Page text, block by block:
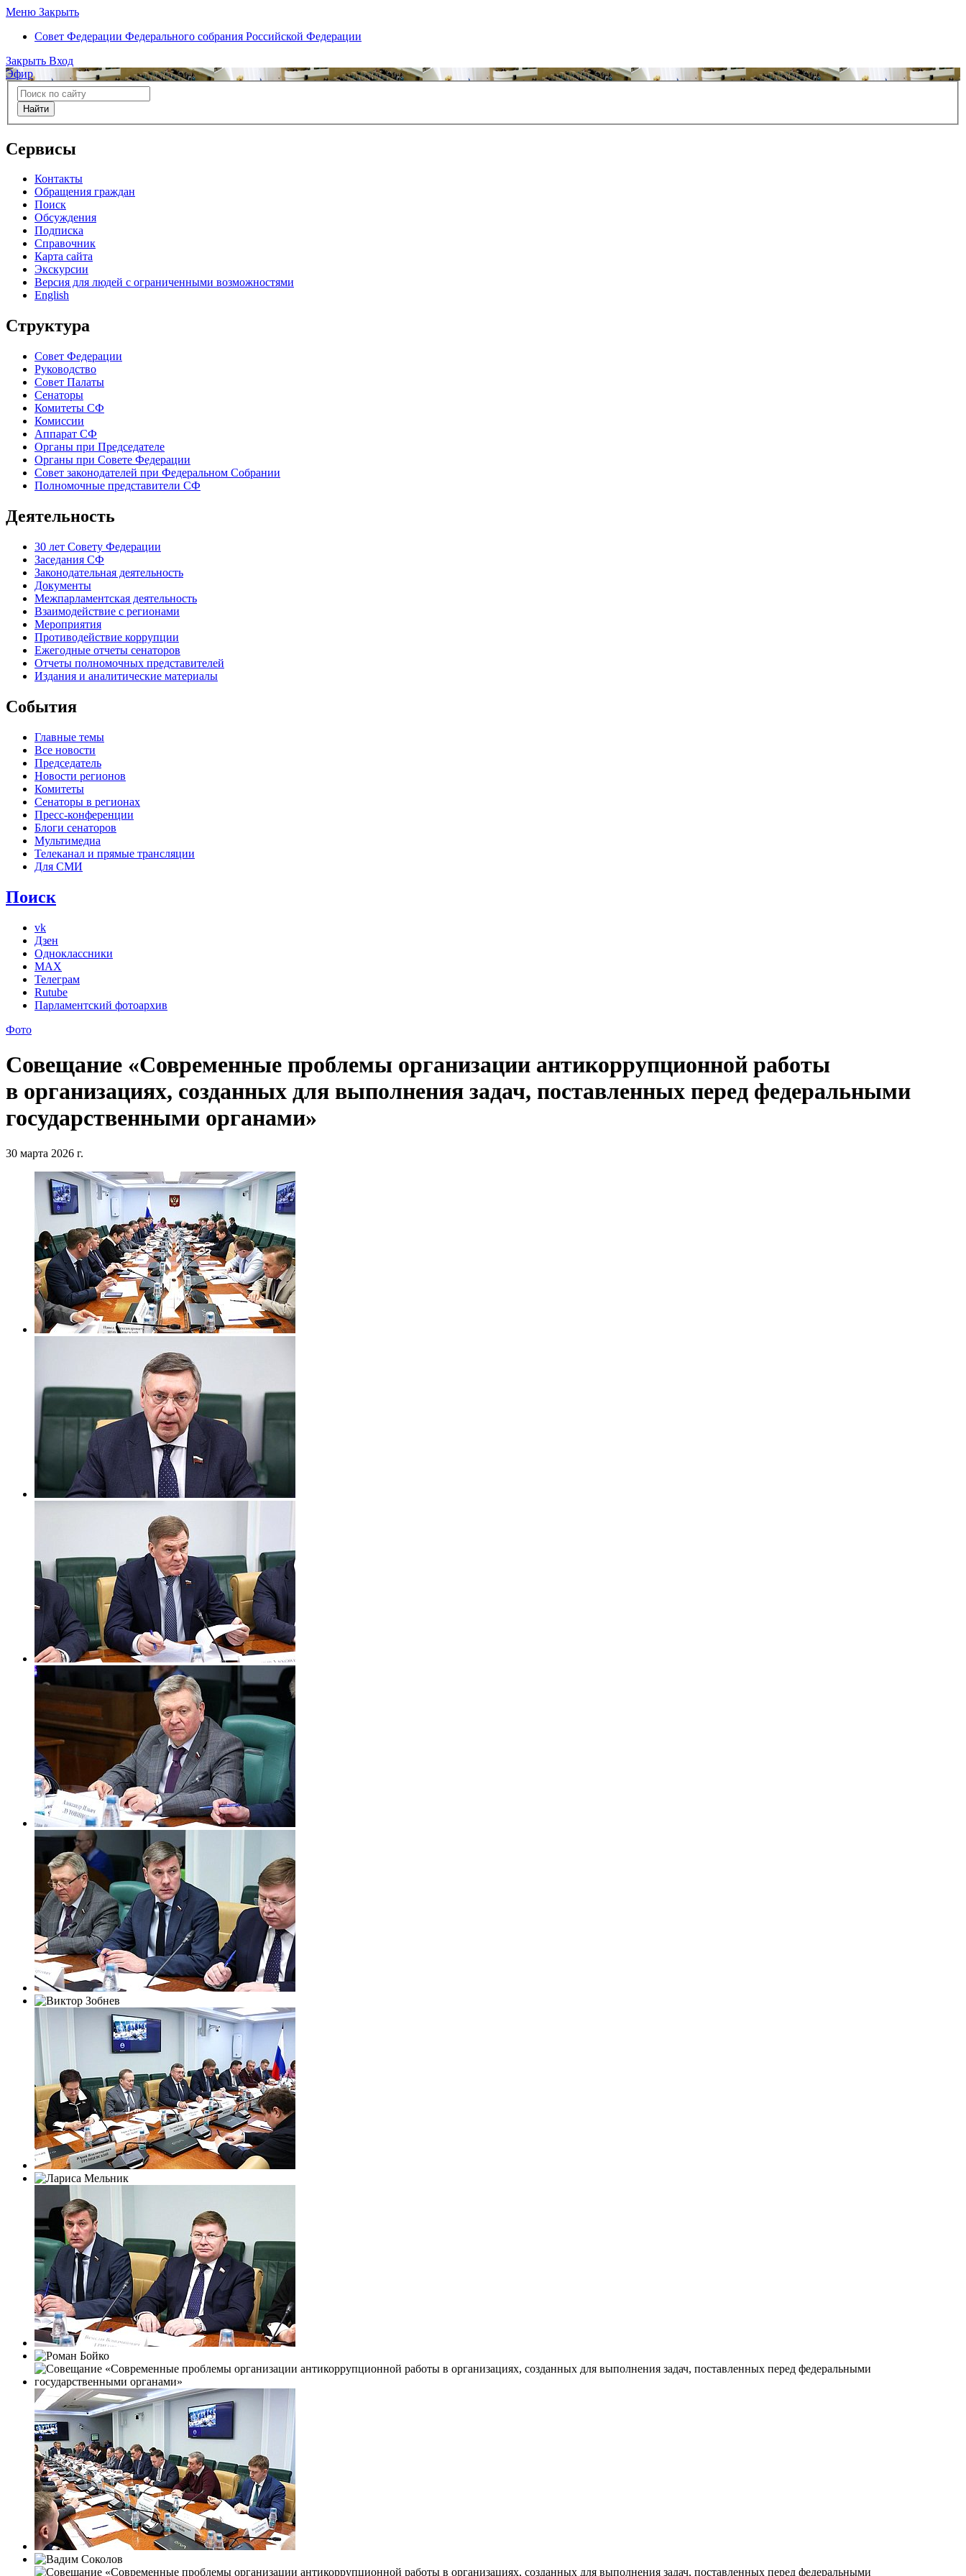
Меню Закрыть
Совет Федерации Федерального собрания Российской Федерации
Закрыть Вход
Эфир
Найти
Сервисы
Контакты
Обращения граждан
Поиск
Обсуждения
Подписка
Справочник
Карта сайта
Экскурсии
Версия для людей с ограниченными возможностями
English
Структура
Совет Федерации
Руководство
Совет Палаты
Сенаторы
Комитеты СФ
Комиссии
Аппарат СФ
Органы при Председателе
Органы при Совете Федерации
Совет законодателей при Федеральном Собрании
Полномочные представители СФ
Деятельность
30 лет Совету Федерации
Заседания СФ
Законодательная деятельность
Документы
Межпарламентская деятельность
Взаимодействие с регионами
Мероприятия
Противодействие коррупции
Ежегодные отчеты сенаторов
Отчеты полномочных представителей
Издания и аналитические материалы
События
Главные темы
Все новости
Председатель
Новости регионов
Комитеты
Сенаторы в регионах
Пресс-конференции
Блоги сенаторов
Мультимедиа
Телеканал и прямые трансляции
Для СМИ
Поиск
vk
Дзен
Одноклассники
MAX
Телеграм
Rutube
Парламентский фотоархив
Фото
Совещание «Современные проблемы организации антикоррупционной работы
в организациях, созданных для выполнения задач, поставленных перед федеральными
государственными органами»
30 марта 2026 г.